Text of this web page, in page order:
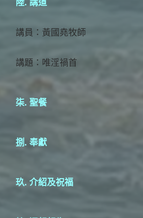
陸. 講道
講員：黃國堯牧師
講題：唯淫禍首
柒. 聖餐
捌. 奉獻
玖. 介紹及祝福